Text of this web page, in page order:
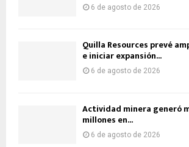
6 de agosto de 2026
Quilla Resources prevé
e iniciar expansión...
6 de agosto de 2026
Actividad minera generó
millones en...
6 de agosto de 2026